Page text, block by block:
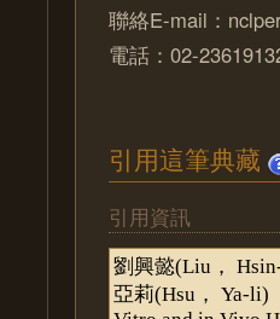
聯絡E-mail：
電話：02-
引用這筆典藏
引用資訊